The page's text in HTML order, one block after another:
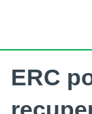
ERC